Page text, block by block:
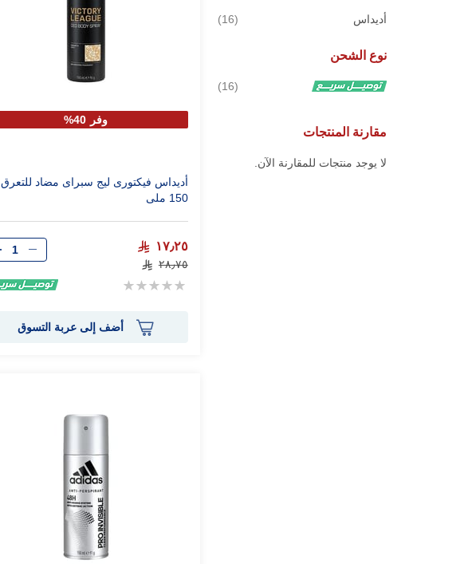
وفر 40%
أديداس فيكتورى ليج سبراى مضاد للتعرق
150 ملى
١٧٫٢٥
٢٨٫٧٥
Rating:
الكمية
أضف إلى عربة التسوق
أديداس 16قطع
نوع الشحن
16قطع
مقارنة المنتجات
لا يوجد منتجات للمقارنة الآن.